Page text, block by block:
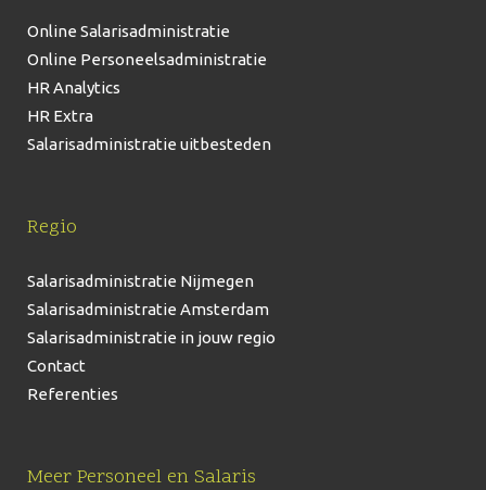
Online Salarisadministratie
Online Personeelsadministratie
HR Analytics
HR Extra
Salarisadministratie uitbesteden
Regio
Salarisadministratie Nijmegen
Salarisadministratie Amsterdam
Salarisadministratie in jouw regio
Contact
Referenties
Meer Personeel en Salaris